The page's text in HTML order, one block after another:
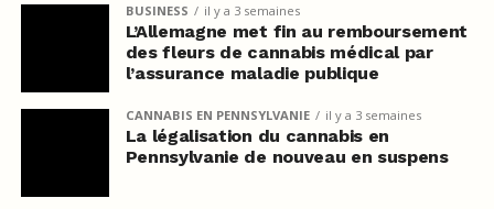
BUSINESS il y a 3 semaines
L’Allemagne met fin au remboursement
des fleurs de cannabis médical par
l’assurance maladie publique
CANNABIS EN PENNSYLVANIE il y a 3 semaines
La légalisation du cannabis en
Pennsylvanie de nouveau en suspens